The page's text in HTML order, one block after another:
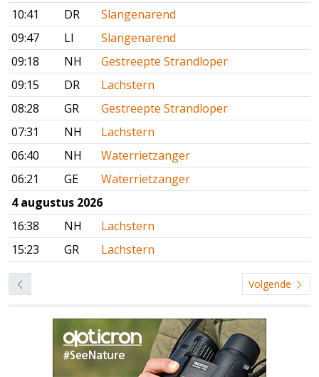
10:41
DR
Slangenarend
09:47
LI
Slangenarend
09:18
NH
Gestreepte Strandloper
09:15
DR
Lachstern
08:28
GR
Gestreepte Strandloper
07:31
NH
Lachstern
06:40
NH
Waterrietzanger
06:21
GE
Waterrietzanger
4 augustus 2026
16:38
NH
Lachstern
15:23
GR Lachstern
Volgende